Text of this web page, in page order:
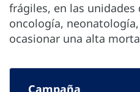
frágiles, en las
oncología,
ocasionar una alta
Campaña